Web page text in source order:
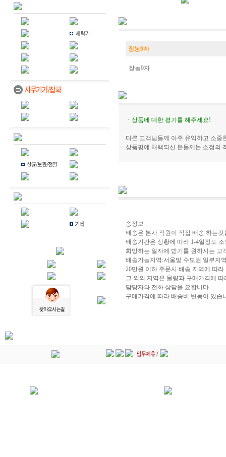
장농9자
장농9자
ㆍ상품에 대한 평가를 해주세요!
다른 고객님들께 아주 유익하고 소중
상품평에 채택되신 분들께는 소정의
송정보
배송은 본사 직원이 직접 배송 하는
배송기간은 상황에 따라 1-4일정도
희망하는 일자에 받기를 원하시는 고
배송가능지역:서울및 수도권 일부지
20만원 이하 주문시 배송 지역에 따
그 외의 지역은 물량과 구매가격에
담당자와 전화 상담을 요합니다.
구매가격에 따라 배송비 변동이 있습